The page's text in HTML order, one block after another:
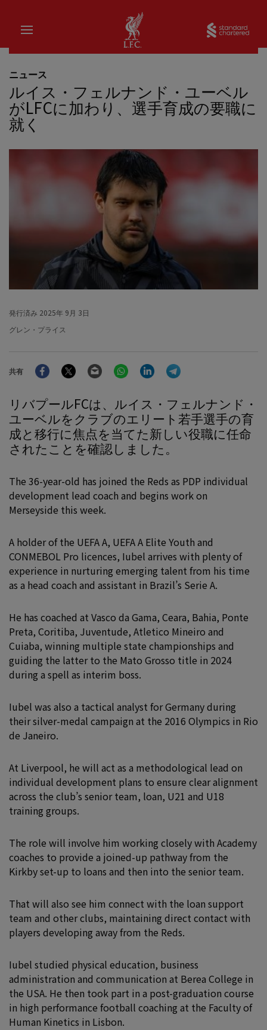
家
ニュース
ルイス・フェルナンド・ユーベル
がLFCに加わり、選手育成の要職に
就く
発行済み 2025年 9月 3日
グレン・プライス
共有
FacebookTwitter Email WhatsAppLinkedIn
リバプールFCは、ルイス・フェルナンド・
ユーベルをクラブのエリート若手選手の育
成と移行に焦点を当てた新しい役職に任命
されたことを確認しました。
The 36-year-old has joined the Reds as PDP individual
development lead coach and begins work on
Merseyside this week.
A holder of the UEFA A, UEFA A Elite Youth and
CONMEBOL Pro licences, Iubel arrives with plenty of
experience in nurturing emerging talent from his time
as a head coach and assistant in Brazil’s Serie A.
He has coached at Vasco da Gama, Ceara, Bahia, Ponte
Preta, Coritiba, Juventude, Atletico Mineiro and
Cuiaba, winning multiple state championships and
guiding the latter to the Mato Grosso title in 2024
during a spell as interim boss.
Iubel was also a tactical analyst for Germany during
their silver-medal campaign at the 2016 Olympics in Rio
de Janeiro.
At Liverpool, he will act as a methodological lead on
individual development plans to ensure clear alignment
across the club’s senior team, loan, U21 and U18
training groups.
The role will involve him working closely with Academy
coaches to provide a joined-up pathway from the
Kirkby set-up to loans and then into the senior team.
That will also see him connect with the loan support
team and other clubs, maintaining direct contact with
players developing away from the Reds.
Iubel studied physical education, business
administration and communication at Berea College in
the USA. He then took part in a post-graduation course
in high performance football coaching at the Faculty of
Human Kinetics in Lisbon.